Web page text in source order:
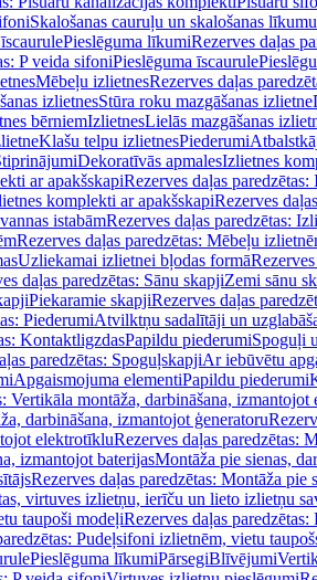
Skalošanas cauruļu un skalošanas
Pieslēguma līkumiRezerves daļas
P veida sifoniPieslēguma īscaurule
Mēbeļu izlietnesRezerves daļas
izlietnesStūra roku mazgāšanas izlietne
bērniemIzlietnesLielās mazgāšanas
Klašu telpu izlietnesPiederumi
Dekoratīvās apmalesIzlietnes
ar apakšskapiRezerves daļas
komplekti ar apakšskapiRezerves
istabāmRezerves daļas paredzētas:
Rezerves daļas paredzētas: Mēbeļu
Uzliekamai izlietnei bļodas formā
daļas paredzētas: Sānu skapjiZemi sānu
Piekaramie skapjiRezerves daļas
PiederumiAtvilktņu sadalītāji un
KontaktligzdasPapildu piederumiSpoguļi
paredzētas: SpoguļskapjiAr iebūvētu
Apgaismojuma elementiPapildu piederumi
Vertikāla montāža, darbināšana,
darbināšana, izmantojot ģeneratoru
elektrotīkluRezerves daļas paredzētas:
izmantojot baterijasMontāža pie sienas,
Rezerves daļas paredzētas: Montāža
virtuves izlietņu, ierīču un lieto izlietņu
taupoši modeļiRezerves daļas
Pudeļsifoni izlietnēm, vietu
Pieslēguma līkumiPārsegiBlīvējumi